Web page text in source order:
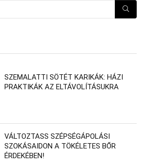
SZEMALATTI SÖTÉT KARIKÁK: HÁZI
PRAKTIKÁK AZ ELTÁVOLÍTÁSUKRA
VÁLTOZTASS SZÉPSÉGÁPOLÁSI
SZOKÁSAIDON A TÖKÉLETES BŐR
ÉRDEKÉBEN!